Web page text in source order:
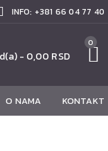
INFO: +381 66 04 77 40
- 0,00 RSD
0
O NAMA KONTAKT